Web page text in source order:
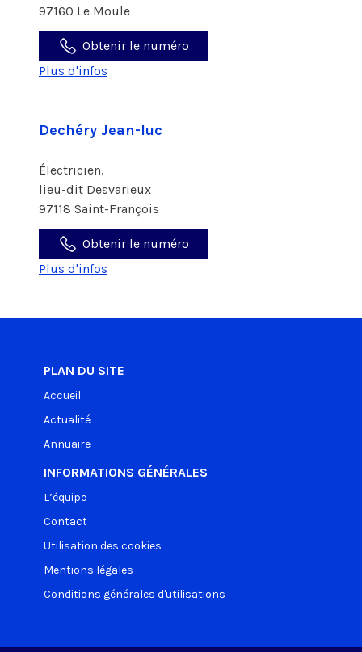
97160 Le Moule
Obtenir le numéro
Plus d'infos
Dechéry Jean-luc
Électricien,
lieu-dit Desvarieux
97118 Saint-François
Obtenir le numéro
Plus d'infos
PLAN DU SITE
Accueil
Actualité
Annuaire
INFORMATIONS GÉNÉRALES
L’équipe
Contact
Utilisation des cookies
Mentions légales
Conditions générales d'utilisations